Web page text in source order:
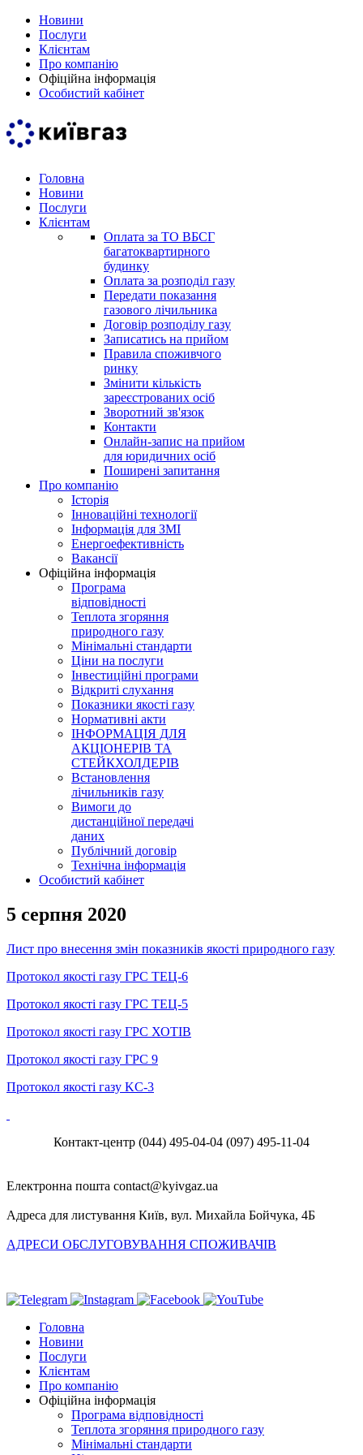
Новини
Послуги
Клієнтам
Про компанію
Офіційна інформація
Особистий кабінет
Головна
Новини
Послуги
Клієнтам
Оплата за ТО ВБСГ
багатоквартирного
будинку
Оплата за розподіл газу
Передати показання
газового лічильника
Договір розподілу газу
Записатись на прийом
Правила споживчого
ринку
Змінити кількість
зареєстрованих осіб
Зворотний зв'язок
Контакти
Онлайн-запис на прийом
для юридичних осіб
Поширені запитання
Про компанію
Історія
Інноваційні технології
Інформація для ЗМІ
Енергоефективність
Вакансії
Офіційна інформація
Програма
відповідності
Теплота згоряння
природного газу
Мінімальні стандарти
Ціни на послуги
Інвестиційні програми
Відкриті слухання
Показники якості газу
Нормативні акти
ІНФОРМАЦІЯ ДЛЯ
АКЦІОНЕРІВ ТА
СТЕЙКХОЛДЕРІВ
Встановлення
лічильників газу
Вимоги до
дистанційної передачі
даних
Публічний договір
Технічна інформація
Особистий кабінет
5 серпня 2020
Лист про внесення змін показників якості природного газу
Протокол якості газу ГРС ТЕЦ-6
Протокол якості газу ГРС ТЕЦ-5
Протокол якості газу ГРС ХОТІВ
Протокол якості газу ГРС 9
Протокол якості газу KC-3
Контакт-центр (044) 495-04-04 (097) 495-11-04
Електронна пошта
Адреса для листування Київ, вул. Михайла Бойчука, 4Б
АДРЕСИ ОБСЛУГОВУВАННЯ СПОЖИВАЧІВ
Головна
Новини
Послуги
Клієнтам
Про компанію
Офіційна інформація
Програма відповідності
Теплота згоряння природного газу
Мінімальні стандарти